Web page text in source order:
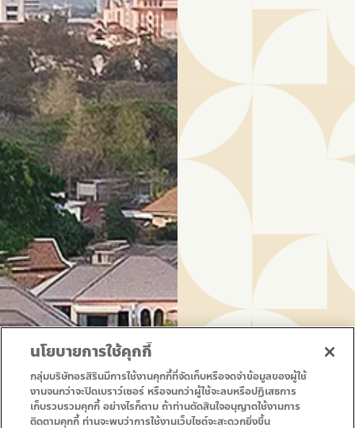
นโยบายการใช้คุกกี้
กลุ่มบริษัทอรสิรินมีการใช้งานคุกกี้ที่จัดเก็บหรือจดจำข้อมูลของผู้ใช้
งานจนกว่าจะปิดเบราว์เซอร์ หรือจนกว่าผู้ใช้จะลบหรือปฏิเสธการ
เก็บรวบรวมคุกกี้ อย่างไรก็ตาม ถ้าท่านตัดสินใจอนุญาตใช้งานการ
ติดตามคุกกี้ ท่านจะพบว่าการใช้งานเว็บไซต์จะสะดวกยิ่งขึ้น